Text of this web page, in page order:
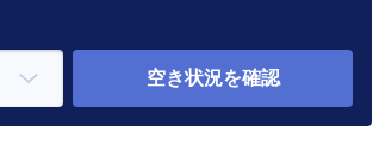
空き状況を確認